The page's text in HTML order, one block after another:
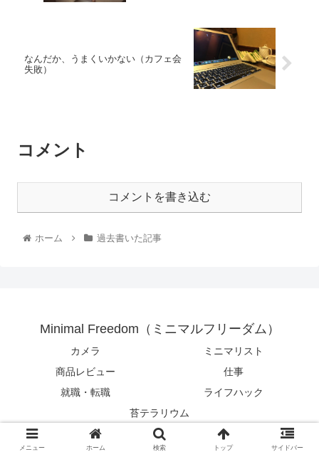
なんだか、うまくいかない（カフェ会
失敗）
コメント
コメントを書き込む
ホーム 過去書いた記事
Minimal Freedom（ミニマルフリーダム）
カメラ
ミニマリスト
商品レビュー
仕事
就職・転職
ライフハック
苔テラリウム
© 2017 Minimal Freedom（ミニマルフリーダム）.
メニュー ホーム 検索 トップ サイドバー